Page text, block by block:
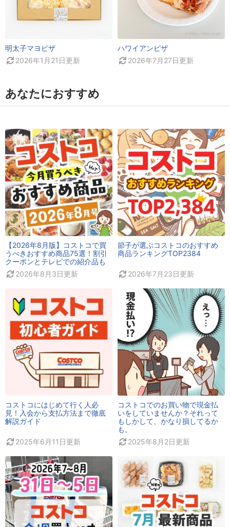
明太子マヨピザ
2026年1月21日更新
ハワイアンピザ
2026年7月27日更新
あなたにおすすめ
【2026年8月版】コストコで買
うべきおすすめ商品75選！割引
クーポンとテレビでの紹介品も
2026年8月3日更新
節子が選ぶコストコのおすすめ
商品ランキングTOP2384
2026年7月23日更新
コストコにはじめて行く人必
見！入会から支払方法まで徹底
解説ガイド
2025年6月11日更新
コストコでのお買い物で現金払
いをしていませんか？それって
もしかして、かなり損してるか
も。
2025年8月2日更新